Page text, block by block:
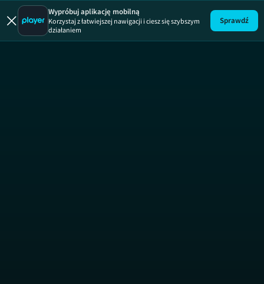
Zakup
Wypróbuj aplikację mobilną
Korzystaj z łatwiejszej nawigacji i ciesz się szybszym
działaniem
Sprawdź